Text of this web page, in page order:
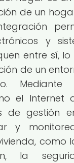
de un
y
entre sí,
de un
el Internet
de gestión
y
como
la